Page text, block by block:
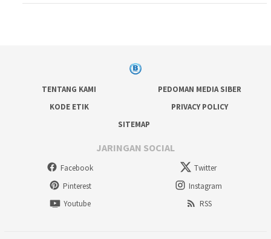
TENTANG KAMI
PEDOMAN MEDIA SIBER
KODE ETIK
PRIVACY POLICY
SITEMAP
JARINGAN SOCIAL
Facebook
Twitter
Pinterest
Instagram
Youtube
RSS